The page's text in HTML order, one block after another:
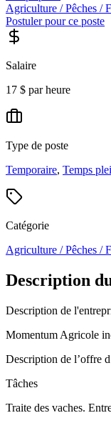
Agriculture / Pêches /
Postuler pour ce poste
Salaire
17 $ par heure
Type de poste
Temporaire, Temps
Catégorie
Agriculture / Pêches /
Description
Description de
Momentum Agricole
Description de l’offre
Tâches
Traite des vaches.